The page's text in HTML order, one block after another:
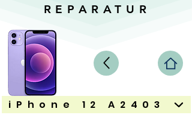
REPARATUR
iPhone 12 A2403